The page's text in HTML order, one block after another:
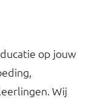
op jouw
Wij